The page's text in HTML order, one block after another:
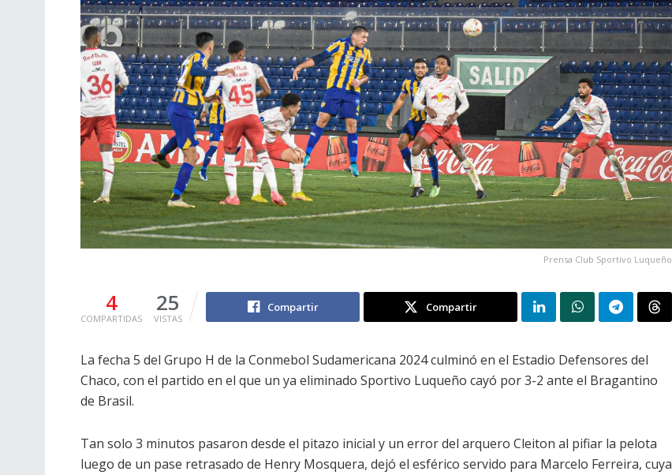
Prensa Club Sportivo Luqueño
4
COMPARTIDAS
25
VISTAS
Compartir Compartir
La fecha 5 del Grupo H de la Conmebol Sudamericana 2024 culminó en el Estadio Defensores del
Chaco, con el partido en el que un ya eliminado Sportivo Luqueño cayó por 3-2 ante el Bragantino
de Brasil.
Tan solo 3 minutos pasaron desde el pitazo inicial y un error del arquero Cleiton al pifiar la pelota
luego de un pase retrasado de Henry Mosquera, dejó el esférico servido para Marcelo Ferreira, cuya